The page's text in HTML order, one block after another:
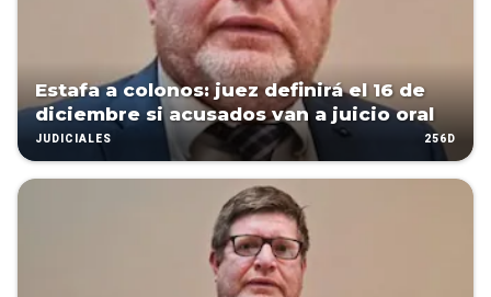
Estafa a colonos: juez definirá el 16 de
diciembre si acusados van a juicio oral
JUDICIALES 256D